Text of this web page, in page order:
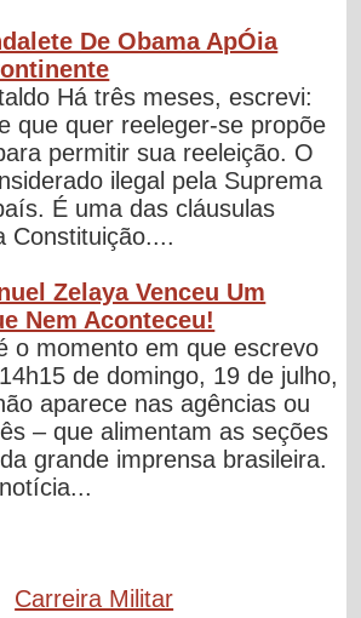
De Obama ApÓia
Há três meses, escrevi:
que quer reeleger-se propõe
permitir sua reeleição. O
ilegal pela Suprema
É uma das cláusulas
Constituição....
Zelaya Venceu Um
Nem Aconteceu!
o momento em que escrevo
de domingo, 19 de julho,
aparece nas agências ou
– que alimentam as seções
grande imprensa brasileira.
Carreira Militar